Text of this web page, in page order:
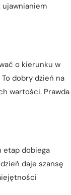
ujawnianiem
o kierunku w
dobry dzień na
wartości. Prawda
etap dobiega
daje szansę